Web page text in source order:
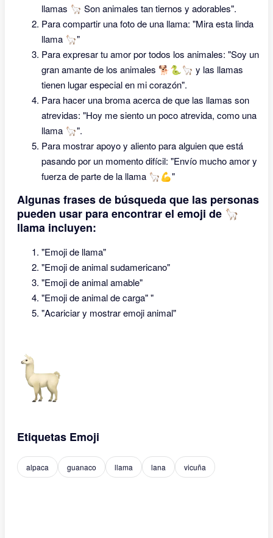
llamas 🦙 Son animales tan tiernos y adorables".
Para compartir una foto de una llama: "Mira esta linda
llama 🦙"
Para expresar tu amor por todos los animales: "Soy un
gran amante de los animales 🐕🐍🦙 y las llamas
tienen lugar especial en mi corazón".
Para hacer una broma acerca de que las llamas son
atrevidas: "Hoy me siento un poco atrevida, como una
llama 🦙".
Para mostrar apoyo y aliento para alguien que está
pasando por un momento difícil: "Envío mucho amor y
fuerza de parte de la llama 🦙💪"
Algunas frases de búsqueda que las personas
pueden usar para encontrar el emoji de 🦙
llama incluyen:
"Emoji de llama"
"Emoji de animal sudamericano"
"Emoji de animal amable"
"Emoji de animal de carga" "
"Acariciar y mostrar emoji animal"
Etiquetas Emoji
alpaca guanaco llama lana vicuña